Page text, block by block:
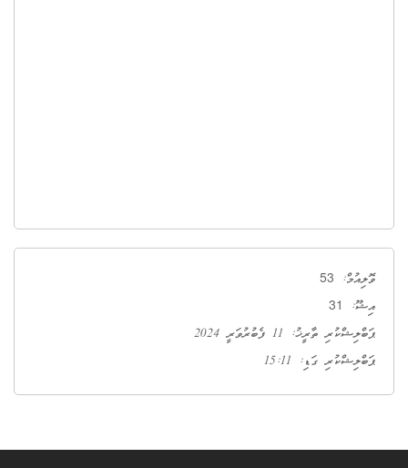
ވޮލިއުމް: 53
އިޝޫ: 31
ޕަބްލިޝްކުރި ތާރީޚު: 11 ފެބުރުވަރީ 2024
ޕަބްލިޝްކުރި ގަޑި: 15:11